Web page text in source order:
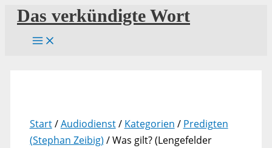
Zum
Inhalt
springen
Das verkündigte Wort
Start/Audiodienst/ Kategorien / Predigten
(Stephan Zeibig) / Was gilt? (Lengefelder